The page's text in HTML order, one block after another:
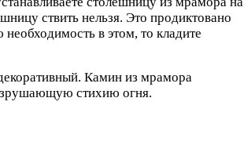
ствить нельзя. Это продиктовано
в этом, то кладите
Камин из мрамора
стихию огня.